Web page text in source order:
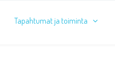
Tapahtumat ja toiminta